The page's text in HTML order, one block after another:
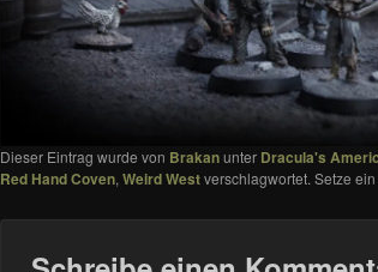
Dieser Eintrag wurde von Brakanunter Dracula's
Red Hand Coven,Weird Westverschlagwortet. Setze